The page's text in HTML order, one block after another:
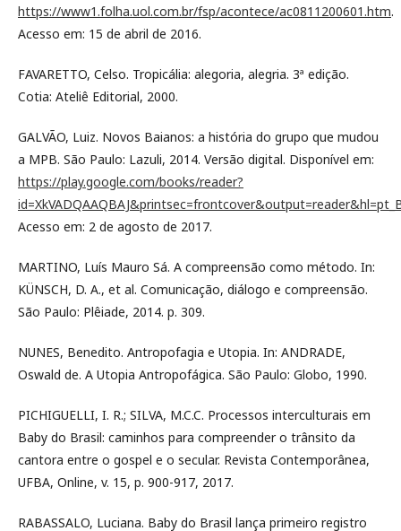
https://www1.folha.uol.com.br/fsp/acontece/ac0811200601.htm.
Acesso em: 15 de abril de 2016.
FAVARETTO, Celso. Tropicália: alegoria, alegria. 3ª edição.
Cotia: Ateliê Editorial, 2000.
GALVÃO, Luiz. Novos Baianos: a história do grupo que mudou
a MPB. São Paulo: Lazuli, 2014. Versão digital. Disponível em:
https://play.google.com/books/reader?
Acesso em: 2 de agosto de 2017.
MARTINO, Luís Mauro Sá. A compreensão como método. In:
KÜNSCH, D. A., et al. Comunicação, diálogo e compreensão.
São Paulo: Plêiade, 2014. p. 309.
NUNES, Benedito. Antropofagia e Utopia. In: ANDRADE,
Oswald de. A Utopia Antropofágica. São Paulo: Globo, 1990.
PICHIGUELLI, I. R.; SILVA, M.C.C. Processos interculturais em
Baby do Brasil: caminhos para compreender o trânsito da
cantora entre o gospel e o secular. Revista Contemporânea,
UFBA, Online, v. 15, p. 900-917, 2017.
RABASSALO, Luciana. Baby do Brasil lança primeiro registro